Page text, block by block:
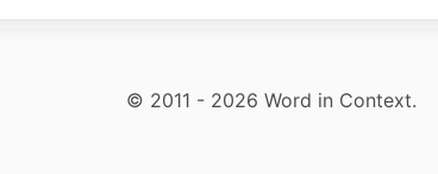
© 2011 - 2026 Word in Context.